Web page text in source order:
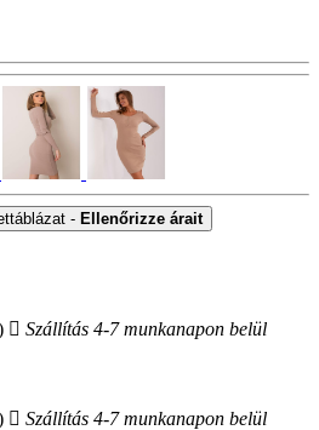
- Ellenőrizze árait
Szállítás 4-7 munkanapon belül
Szállítás 4-7 munkanapon belül